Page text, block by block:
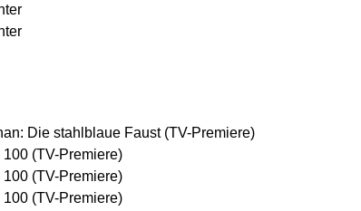
Die stahlblaue Faust (TV-Premiere)
(TV-Premiere)
(TV-Premiere)
(TV-Premiere)